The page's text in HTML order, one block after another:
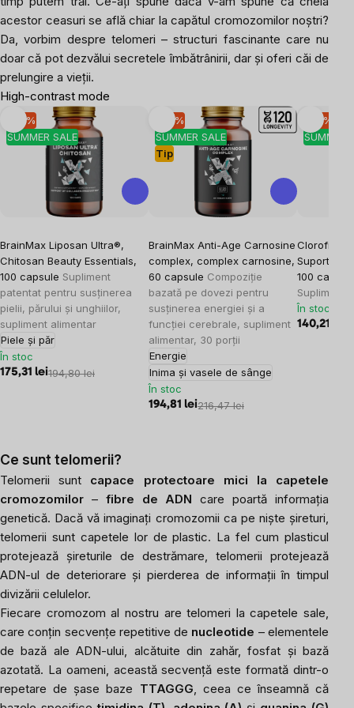
acestor ceasuri se află chiar la capătul cromozomilor noștri?
Da, vorbim despre telomeri – structuri fascinante care nu
doar că pot dezvălui secretele îmbătrânirii, dar și oferi căi de
prelungire a vieții.
High-contrast mode
SUMMER SALE
-10 %
BrainMax Liposan Ultra®,
Chitosan Beauty Essentials,
100 capsule Supliment
patentat pentru susținerea
pielii, părului și unghiilor,
supliment alimentar
Piele și păr
În stoc
175,31 lei194,80 lei
SUMMER SALE
Tip
-10 %
BrainMax Anti-Age Carnosine
complex, complex carnosine,
60 capsule Compoziție
bazată pe dovezi pentru
susținerea energiei și a
funcției cerebrale, supliment
alimentar, 30 porții
Energie
Inima și vasele de sânge
În stoc
194,81 lei216,47 lei
SUMMER
-10 %
Clorofilă
Suport
100
Supliment
În stoc
140,21 lei
Ce sunt telomerii?
Telomerii sunt capace protectoare mici la capetele
cromozomilor – fibre de ADN care poartă informația
genetică. Dacă vă imaginați cromozomii ca pe niște șireturi,
telomerii sunt capetele lor de plastic. La fel cum plasticul
protejează șireturile de destrămare, telomerii protejează
ADN-ul de deteriorare și pierderea de informații în timpul
divizării celulelor.
Fiecare cromozom al nostru are telomeri la capetele sale,
care conțin secvențe repetitive de nucleotide – elementele
de bază ale ADN-ului, alcătuite din zahăr, fosfat și bază
azotată. La oameni, această secvență este formată dintr-o
repetare de șase baze TTAGGG, ceea ce înseamnă că